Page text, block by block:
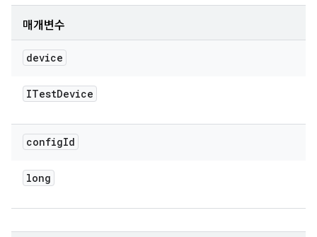
매개변수
device
ITestDevice
configId
long